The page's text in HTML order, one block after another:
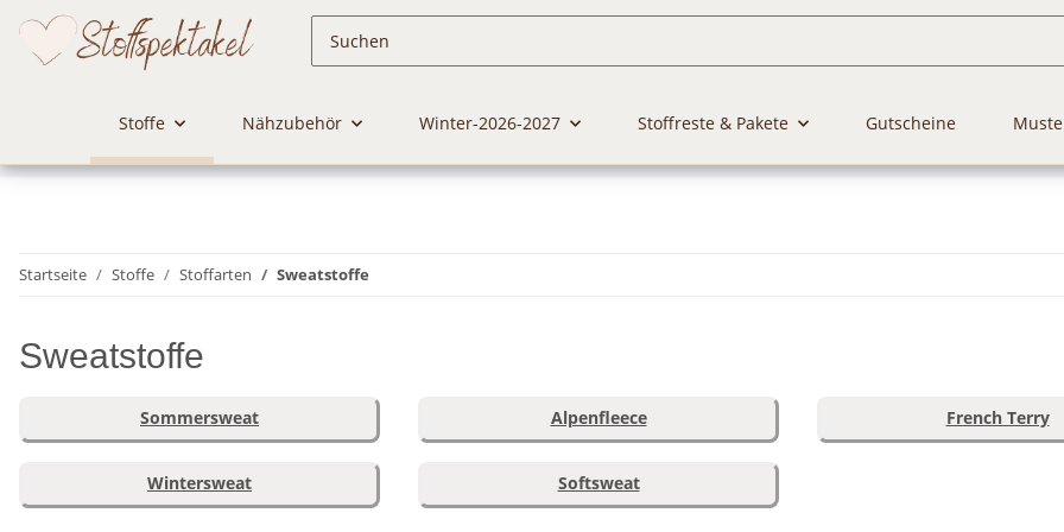
Stoffe Nähzubehör Winter-2026-2027 Stoffreste & Pakete Gutscheine
Startseite Stoffe Stoffarten Sweatstoffe
Sweatstoffe
Sommersweat Alpenfleece French Terry
Wintersweat Softsweat